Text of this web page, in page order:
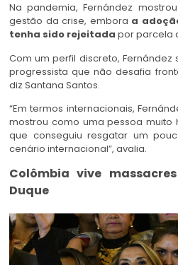
Na pandemia, Fernández
gestão da crise, embora a
tenha sido rejeitada por parcela
Com um perfil discreto,
progressista que não desafia
diz Santana Santos.
“Em termos internacionais,
mostrou como uma pessoa muito
que conseguiu resgatar um
cenário internacional”, avalia.
Colômbia vive
Duque